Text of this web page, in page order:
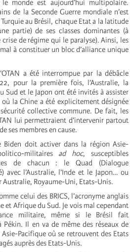
monde est aujourd’hui multipolaire.
de la Seconde Guerre mondiale n’est
au Brésil, chaque Etat a la latitude
partie) de ses classes dominantes (à
de régime qui le paralyse). Ainsi, les
à constituer un bloc d’alliance unique
a été interrompue par la débâcle
pour la première fois, l’Australie, la
Sud et le Japon ont été invités à assister
la Chine a été explicitement désignée
collective commune. De fait, les
lui permettraient d’intervenir partout
ses membres en cause.
Biden doit activer dans la région Asie-
militaires ad hoc, susceptibles
de chacun : le Quad (Dialogue
avec l’Australie, l’Inde et le Japon… ou
Royaume-Uni, Etats-Unis.
celui des BRICS, l’acronyme anglais
et Afrique du Sud. Je vois mal cependant
militaire, même si le Brésil fait
Il en va de même des réseaux de
Pacifique où se retrouvent des Etats
auprès des Etats-Unis.